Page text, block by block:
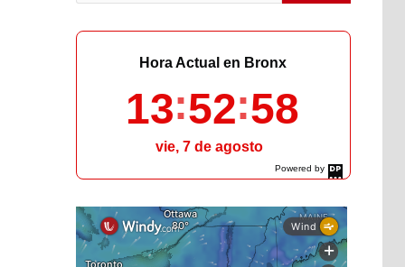
Powered by
DaysPedia.com
Hora Actual en Bronx
13 52 59
vie, 7 de agosto